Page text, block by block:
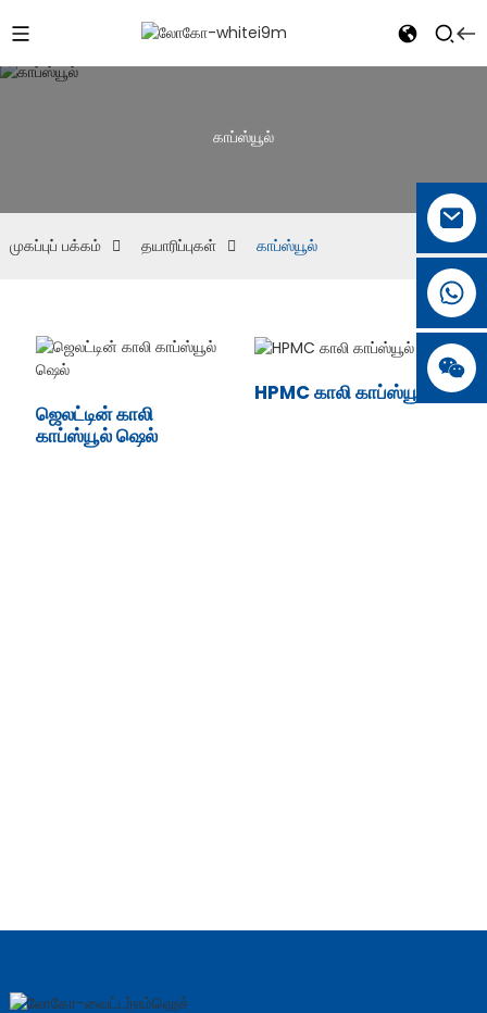
காப்ஸ்யூல்
முகப்புப் பக்கம் தயாரிப்புகள் காப்ஸ்யூல்
ஜெலட்டின் காலி
காப்ஸ்யூல் ஷெல்
HPMC காலி காப்ஸ்யூல்